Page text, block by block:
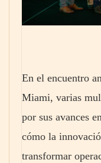
En el encuentro
Miami, varias
por sus avances
cómo la
transformar